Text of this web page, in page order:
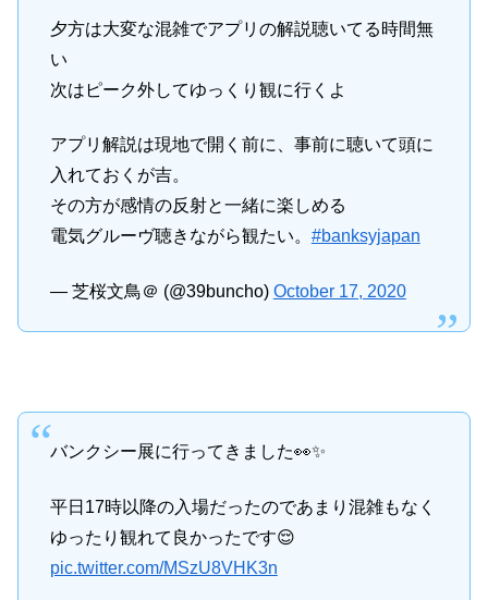
夕方は大変な混雑でアプリの解説聴いてる時間無
い
次はピーク外してゆっくり観に行くよ
アプリ解説は現地で開く前に、事前に聴いて頭に
入れておくが吉。
その方が感情の反射と一緒に楽しめる
電気グルーヴ聴きながら観たい。 #banksyjapan
— 芝桜文鳥＠ (@39buncho) October 17, 2020
バンクシー展に行ってきました👀✨
平日17時以降の入場だったのであまり混雑もなく
ゆったり観れて良かったです😌
pic.twitter.com/MSzU8VHK3n